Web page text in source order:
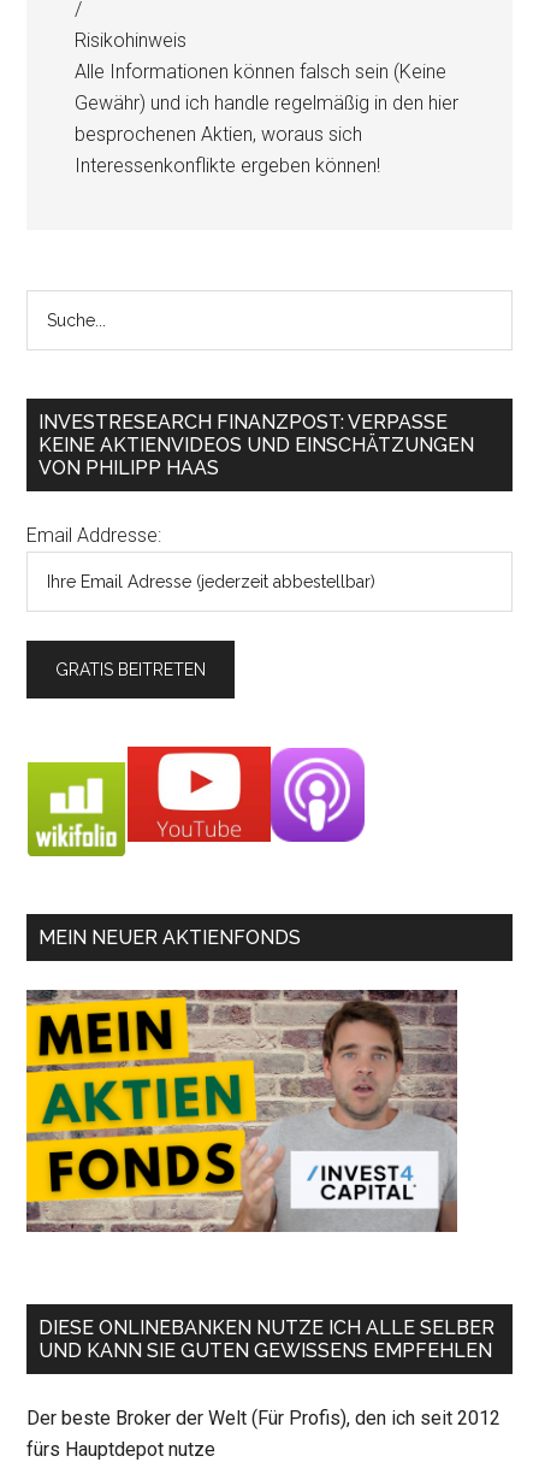
/
Risikohinweis
Alle Informationen können falsch sein (Keine
Gewähr) und ich handle regelmäßig in den hier
besprochenen Aktien, woraus sich
Interessenkonflikte ergeben können!
INVESTRESEARCH FINANZPOST: VERPASSE
KEINE AKTIENVIDEOS UND EINSCHÄTZUNGEN
VON PHILIPP HAAS
Email Addresse:
MEIN NEUER AKTIENFONDS
DIESE ONLINEBANKEN NUTZE ICH ALLE SELBER
UND KANN SIE GUTEN GEWISSENS EMPFEHLEN
Der beste Broker der Welt (Für Profis), den ich seit 2012
fürs Hauptdepot nutze